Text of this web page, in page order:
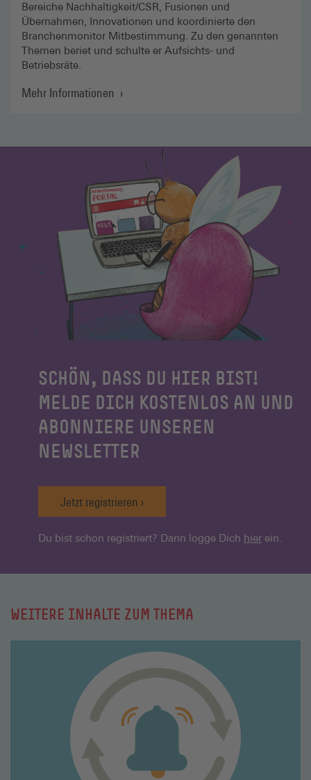
Bereiche Nachhaltigkeit/CSR, Fusionen und
Übernahmen, Innovationen und koordinierte den
Branchenmonitor Mitbestimmung. Zu den genannten
Themen beriet und schulte er Aufsichts- und
Betriebsräte.
Mehr Informationen
SCHÖN, DASS DU HIER BIST!
MELDE DICH KOSTENLOS AN UND
ABONNIERE UNSEREN
NEWSLETTER
Jetzt registrieren
Du bist schon registriert? Dann logge Dich hier ein.
WEITERE INHALTE ZUM THEMA